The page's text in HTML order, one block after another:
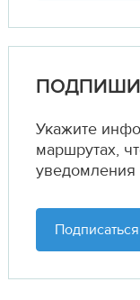
Укажите
маршрутах,
уведомления
Подписаться